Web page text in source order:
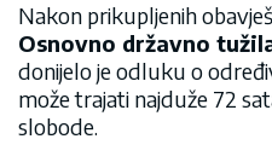
Nakon prikupljenih
Osnovno državno
donijelo je odluku o
može trajati najduže 72
slobode.